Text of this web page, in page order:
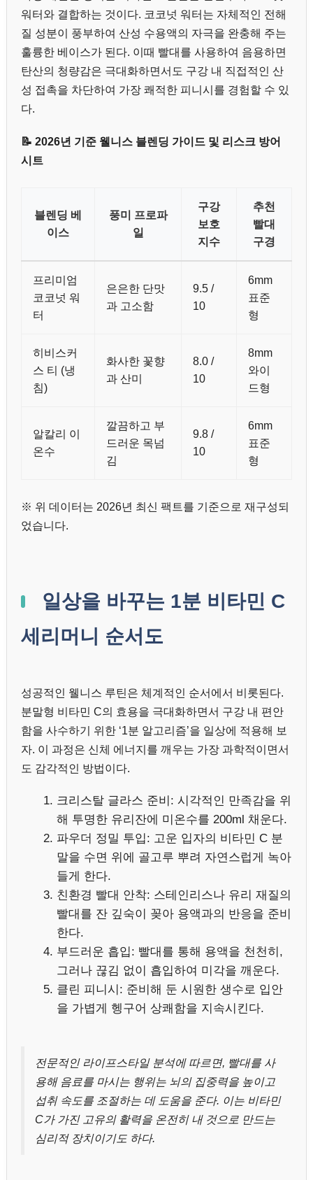
워터와 결합하는 것이다. 코코넛 워터는 자체적인 전해
질 성분이 풍부하여 산성 수용액의 자극을 완충해 주는
훌륭한 베이스가 된다. 이때 빨대를 사용하여 음용하면
탄산의 청량감은 극대화하면서도 구강 내 직접적인 산
성 접촉을 차단하여 가장 쾌적한 피니시를 경험할 수 있
다.
📝 2026년 기준 웰니스 블렌딩 가이드 및 리스크 방어
시트
블렌딩 베
이스
풍미 프로파
일
구강
보호
지수
추천
빨대
구경
프리미엄
코코넛 워
터
은은한 단맛
과 고소함
9.5 /
10
6mm
표준
형
히비스커
스 티 (냉
침)
화사한 꽃향
과 산미
8.0 /
10
8mm
와이
드형
알칼리 이
온수
깔끔하고 부
드러운 목넘
김
9.8 /
10
6mm
표준
형
※ 위 데이터는 2026년 최신 팩트를 기준으로 재구성되
었습니다.
일상을 바꾸는 1분 비타민 C
세리머니 순서도
성공적인 웰니스 루틴은 체계적인 순서에서 비롯된다.
분말형 비타민 C의 효용을 극대화하면서 구강 내 편안
함을 사수하기 위한 ‘1분 알고리즘’을 일상에 적용해 보
자. 이 과정은 신체 에너지를 깨우는 가장 과학적이면서
도 감각적인 방법이다.
크리스탈 글라스 준비: 시각적인 만족감을 위
해 투명한 유리잔에 미온수를 200ml 채운다.
파우더 정밀 투입: 고운 입자의 비타민 C 분
말을 수면 위에 골고루 뿌려 자연스럽게 녹아
들게 한다.
친환경 빨대 안착: 스테인리스나 유리 재질의
빨대를 잔 깊숙이 꽂아 용액과의 반응을 준비
한다.
부드러운 흡입: 빨대를 통해 용액을 천천히,
그러나 끊김 없이 흡입하여 미각을 깨운다.
클린 피니시: 준비해 둔 시원한 생수로 입안
을 가볍게 헹구어 상쾌함을 지속시킨다.
전문적인 라이프스타일 분석에 따르면, 빨대를 사
용해 음료를 마시는 행위는 뇌의 집중력을 높이고
섭취 속도를 조절하는 데 도움을 준다. 이는 비타민
C가 가진 고유의 활력을 온전히 내 것으로 만드는
심리적 장치이기도 하다.